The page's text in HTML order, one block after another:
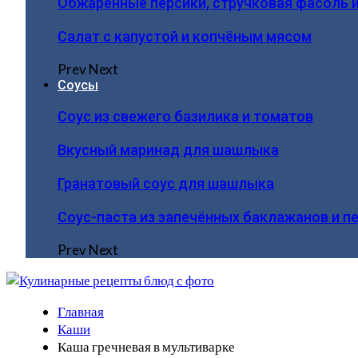
Салат с капустой и копчёным мясом
PrevNext
Соусы
Соус из свежего базилика и томатов
Вкусный маринад для шашлыка
Гранатовый соус для шашлыка
Соус-паста из запечённых баклажанов и
PrevNext
Главная
Каши
Каша гречневая в мультиварке